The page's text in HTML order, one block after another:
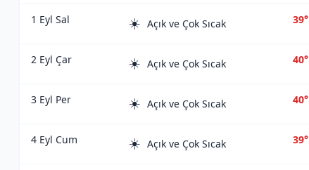
1 Eyl Sal ☀️ Açık ve Çok Sıcak 39°
2 Eyl Çar ☀️ Açık ve Çok Sıcak 40°
3 Eyl Per ☀️ Açık ve Çok Sıcak 40°
4 Eyl Cum ☀️ Açık ve Çok Sıcak 39°